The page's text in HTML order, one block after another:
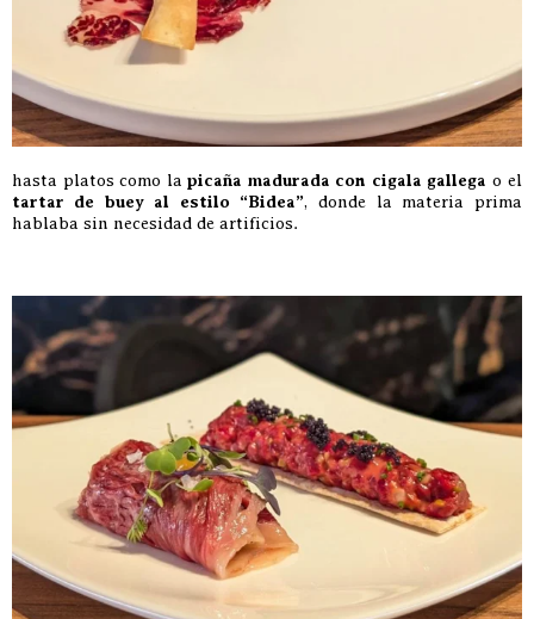
hasta platos como la picaña madurada con cigala gallega o el
tartar de buey al estilo “Bidea”, donde la materia prima
hablaba sin necesidad de artificios.